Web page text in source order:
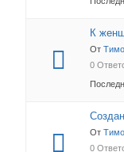
К
От
0
От
0